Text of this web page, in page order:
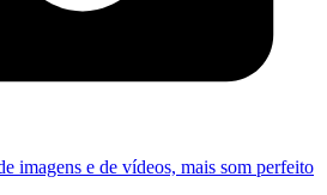
imagens e de vídeos, mais som perfeito